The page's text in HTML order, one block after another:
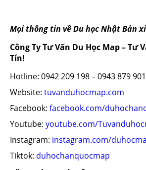
Mọi thông tin về Du học Nhật Bản
Công Ty Tư Vấn Du Học Map – Tư
Tín!
Hotline: 0942 209 198 – 0943 879 901
Website: tuvanduhocmap.com
Facebook: facebook.com/
Youtube: youtube.com/
Instagram: instagram.com/
Tiktok: duhochanquocmap